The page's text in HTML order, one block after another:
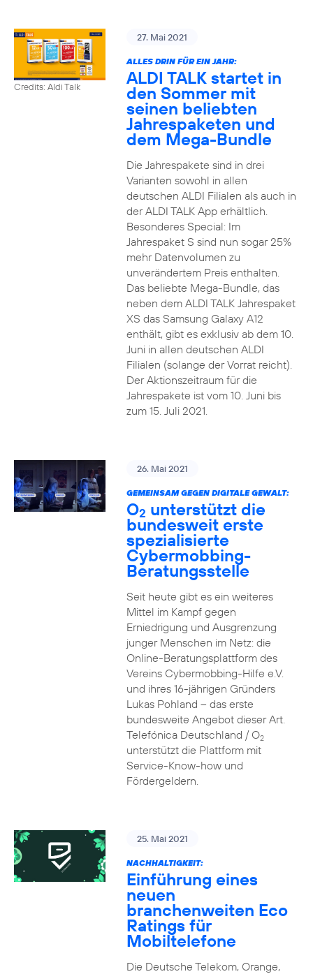
Credits: Aldi Talk
27. Mai 2021
ALLES DRIN FÜR EIN JAHR:
ALDI TALK startet in
den Sommer mit
seinen beliebten
Jahrespaketen und
dem Mega-Bundle
Die Jahrespakete sind in drei
Varianten sowohl in allen
deutschen ALDI Filialen als auch in
der ALDI TALK App erhältlich.
Besonderes Special: Im
Jahrespaket S sind nun sogar 25%
mehr Datenvolumen zu
unverändertem Preis enthalten.
Das beliebte Mega-Bundle, das
neben dem ALDI TALK Jahrespaket
XS das Samsung Galaxy A12
enthält, gibt es exklusiv ab dem 10.
Juni in allen deutschen ALDI
Filialen (solange der Vorrat reicht).
Der Aktionszeitraum für die
Jahrespakete ist vom 10. Juni bis
zum 15. Juli 2021.
26. Mai 2021
GEMEINSAM GEGEN DIGITALE GEWALT:
O2 unterstützt die
bundesweit erste
spezialisierte
Cybermobbing-
Beratungsstelle
Seit heute gibt es ein weiteres
Mittel im Kampf gegen
Erniedrigung und Ausgrenzung
junger Menschen im Netz: die
Online-Beratungsplattform des
Vereins Cybermobbing-Hilfe e.V.
und ihres 16-jährigen Gründers
Lukas Pohland – das erste
bundesweite Angebot dieser Art.
Telefónica Deutschland / O2
unterstützt die Plattform mit
Service-Know-how und
Fördergeldern.
25. Mai 2021
NACHHALTIGKEIT:
Einführung eines
neuen
branchenweiten Eco
Ratings für
Mobiltelefone
Die Deutsche Telekom, Orange,